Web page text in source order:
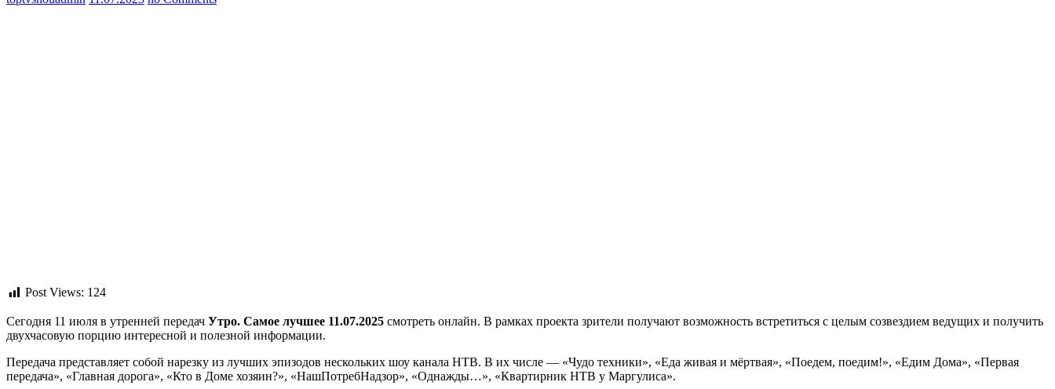
Post Views: 124
Сегодня 11 июля в утренней передач Утро. Самое лучшее 11.07.2025 смотреть онлайн. В рамках проекта зрители получают возможность встретиться с целым созвездием ведущих и получить
двухчасовую порцию интересной и полезной информации.
Передача представляет собой нарезку из лучших эпизодов нескольких шоу канала НТВ. В их числе — «Чудо техники», «Еда живая и мёртвая», «Поедем, поедим!», «Едим Дома», «Первая
передача», «Главная дорога», «Кто в Доме хозяин?», «НашПотребНадзор», «Однажды…», «Квартирник НТВ у Маргулиса».